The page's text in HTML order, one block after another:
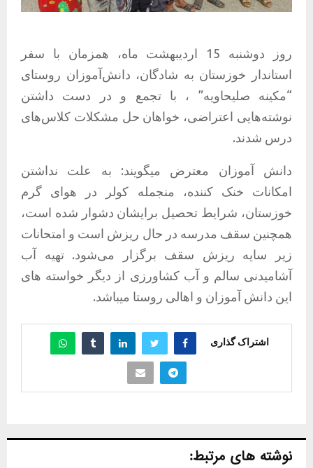
روز دوشنبه 15 اردیبهشت ماه، همزمان با سفر
استاندار خوزستان به شادگان، دانش‌آموزان روستای
“مکینه صلیحاویه” ، با تجمع و در دست داشتن
نوشته‌هایی اعتراضی، خواهان حل مشکلات کلاس‌های
درس شدند.
دانش آموزان معترض میگویند: به علت نداشتن
امکانات خنک کننده، منجمله کولر در هوای گرم
خوزستان، شرایط تحصیل برایشان دشوار شده است،
همچنین سقف مدرسه در حال ریزش است و امتحانات
زیر سایه ریزش سقف برگزار می‌شود. تهیه آب
آشامیدنی سالم و آب کشاورزی از دیگر خواسته های
این دانش آموزان و اهالی روستا میباشد.
اشتراک گذاری
نوشته های مرتبط: